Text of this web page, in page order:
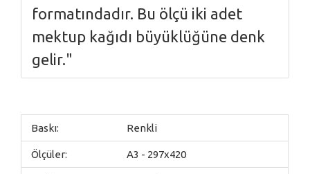
formatındadır. Bu ölçü iki adet
mektup kağıdı büyüklüğüne denk
gelir."
Baskı: Renkli
Ölçüler: A3 - 297x420